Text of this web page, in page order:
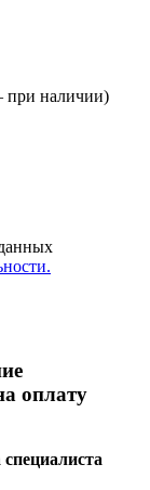
при наличии)
оплату